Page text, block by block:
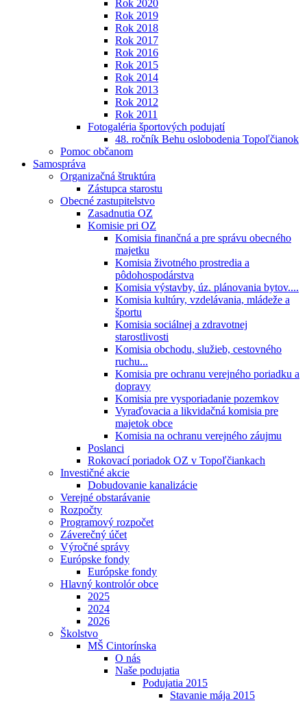
Rok 2020
Rok 2019
Rok 2018
Rok 2017
Rok 2016
Rok 2015
Rok 2014
Rok 2013
Rok 2012
Rok 2011
Fotogaléria športových podujatí
48. ročník Behu oslobodenia Topoľčianok
Pomoc občanom
Samospráva
Organizačná štruktúra
Zástupca starostu
Obecné zastupitelstvo
Zasadnutia OZ
Komisie pri OZ
Komisia finančná a pre správu obecného
majetku
Komisia životného prostredia a
pôdohospodárstva
Komisia výstavby, úz. plánovania bytov....
Komisia kultúry, vzdelávania, mládeže a
športu
Komisia sociálnej a zdravotnej
starostlivosti
Komisia obchodu, služieb, cestovného
ruchu...
Komisia pre ochranu verejného poriadku a
dopravy
Komisia pre vysporiadanie pozemkov
Vyraďovacia a likvidačná komisia pre
majetok obce
Komisia na ochranu verejného záujmu
Poslanci
Rokovací poriadok OZ v Topoľčiankach
Investičné akcie
Dobudovanie kanalizácie
Verejné obstarávanie
Rozpočty
Programový rozpočet
Záverečný účet
Výročné správy
Európske fondy
Európske fondy
Hlavný kontrolór obce
2025
2024
2026
Školstvo
MŠ Cintorínska
O nás
Naše podujatia
Podujatia 2015
Stavanie mája 2015